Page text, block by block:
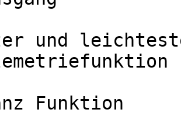
und
Funktion